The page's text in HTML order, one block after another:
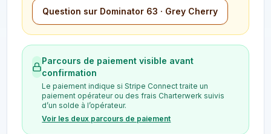
Question sur Dominator 63 · Grey Cherry
Parcours de paiement visible avant
confirmation
Le paiement indique si Stripe Connect traite un
paiement opérateur ou des frais Charterwerk suivis
d’un solde à l’opérateur.
Voir les deux parcours de paiement